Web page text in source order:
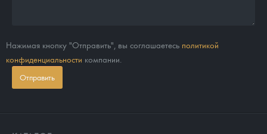
Нажимая кнопку "Отправить", вы соглашаетесь политикой
конфиденциальности компании.
Отправить